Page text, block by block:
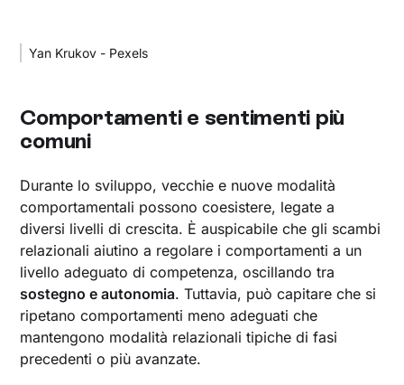
Yan Krukov - Pexels
‍Comportamenti e sentimenti più
comuni
Durante lo sviluppo, vecchie e nuove modalità
comportamentali possono coesistere, legate a
diversi livelli di crescita. È auspicabile che gli scambi
relazionali aiutino a regolare i comportamenti a un
livello adeguato di competenza, oscillando tra
sostegno e autonomia. Tuttavia, può capitare che si
ripetano comportamenti meno adeguati che
mantengono modalità relazionali tipiche di fasi
precedenti o più avanzate.